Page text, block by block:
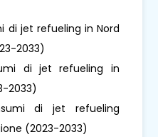
di jet refueling in Nord
2033)
di jet refueling in
2033)
di jet refueling
(2023-2033)